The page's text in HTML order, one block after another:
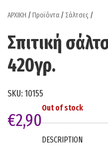
ΑΡΧΙΚΗ / Προϊόντα / Σάλτσες /
Σπιτική
420γρ.
SKU: 10155
€2,90
Out of stock
DESCRIPTION